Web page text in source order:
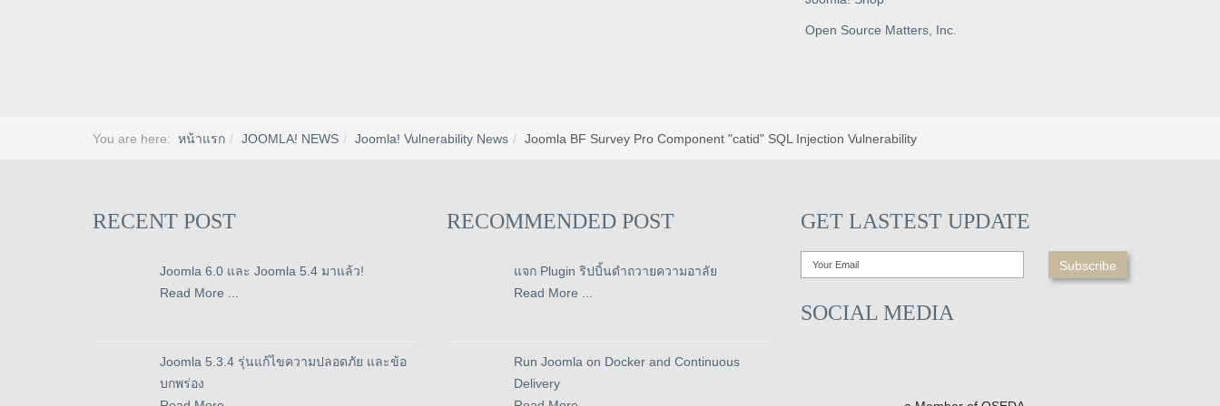
Open Source Matters, Inc.
You are here: หน้าแรก JOOMLA! NEWS Joomla! Vulnerability News Joomla BF Survey Pro Component "catid" SQL Injection Vulnerability
RECENT POST
Joomla 6.0 และ Joomla 5.4 มาแล้ว!
Read More ...
Joomla 5.3.4 รุ่นแก้ไขความปลอดภัย และข้อ
บกพร่อง
RECOMMENDED POST
แจก Plugin ริปบิ้นดำถวายความอาลัย
Read More ...
Run Joomla on Docker and Continuous
Delivery
GET LASTEST UPDATE
SOCIAL MEDIA